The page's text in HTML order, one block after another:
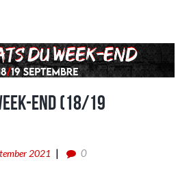
end (18/19
2021 0